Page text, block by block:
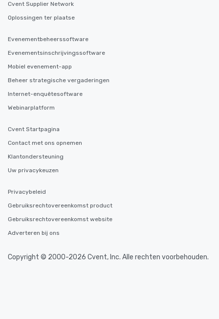
Cvent Supplier Network
Oplossingen ter plaatse
Evenementbeheerssoftware
Evenementsinschrijvingssoftware
Mobiel evenement-app
Beheer strategische vergaderingen
Internet-enquêtesoftware
Webinarplatform
Cvent Startpagina
Contact met ons opnemen
Klantondersteuning
Uw privacykeuzen
Privacybeleid
Gebruiksrechtovereenkomst product
Gebruiksrechtovereenkomst website
Adverteren bij ons
Copyright © 2000-2026 Cvent, Inc. Alle rechten voorbehouden.